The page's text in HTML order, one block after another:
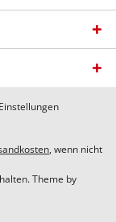
, wenn nicht
Theme by